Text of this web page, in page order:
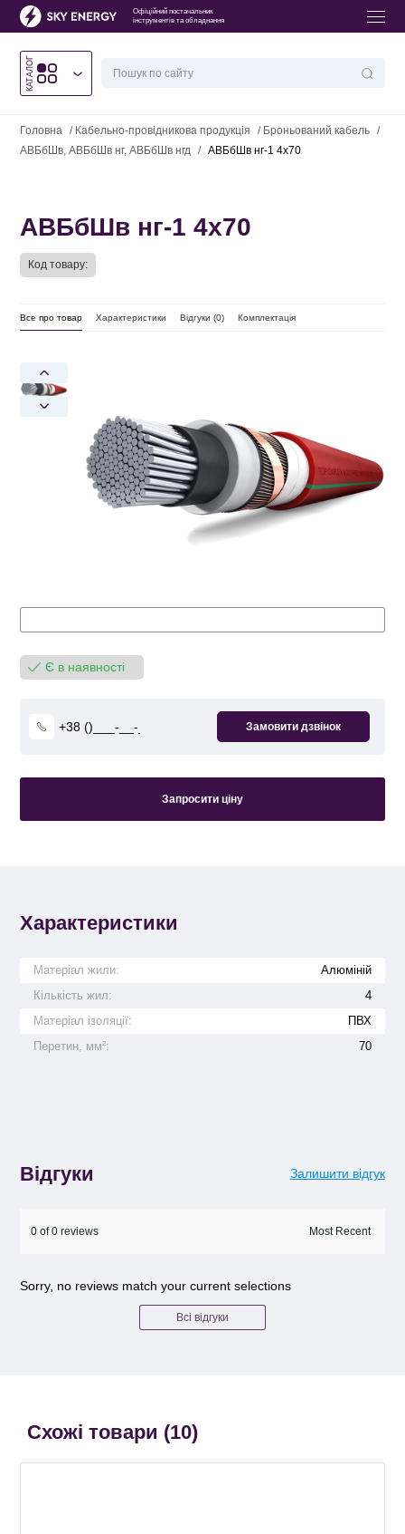
Офіційний постачальник
інструментів та обладнання
КАТАЛОГ
Головна / Кабельно-провідникова продукція / Броньований кабель /
АВБбШв, АВБбШв нг, АВБбШв нгд / АВБбШв нг-1 4х70
АВБбШв нг-1 4х70
Код товару:
Все про товар Характеристики Відгуки (0) Комплектація
Є в наявності
Запросити ціну
Характеристики
Матеріал жили:
Алюміній
Кількість жил:
4
Матеріал ізоляції:
ПВХ
Перетин, мм²:
70
Відгуки Залишити відгук
0 of 0 reviews
Sorry, no reviews match your current selections
Всі відгуки
Схожі товари (10)